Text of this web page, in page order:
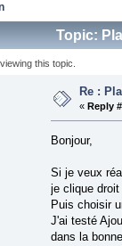
Topic:
this topic.
Re :
« Reply
Bonjour,
Si je veux
je clique
Puis choisir
J'ai testé
dans la